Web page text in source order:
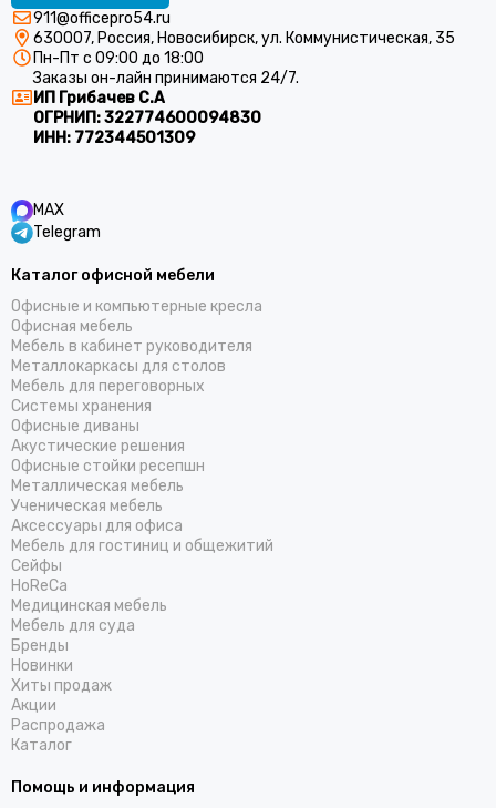
911@officepro54.ru
630007, Россия, Новосибирск, ул. Коммунистическая, 35
Пн-Пт с 09:00 до 18:00
Заказы он-лайн принимаются 24/7.
ИП Грибачев С.А
ОГРНИП:322774600094830
ИНН: 772344501309
MAX
Telegram
Каталог офисной мебели
Офисные и компьютерные кресла
Офисная мебель
Мебель в кабинет руководителя
Металлокаркасы для столов
Мебель для переговорных
Системы хранения
Офисные диваны
Акустические решения
Офисные стойки ресепшн
Металлическая мебель
Ученическая мебель
Аксессуары для офиса
Мебель для гостиниц и общежитий
Cейфы
HoReCa
Медицинская мебель
Мебель для суда
Бренды
Новинки
Хиты продаж
Акции
Распродажа
Каталог
Помощь и информация